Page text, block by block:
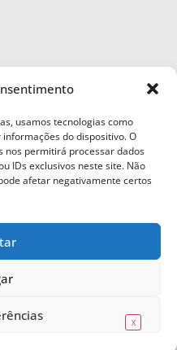
usamos tecnologias como
do dispositivo. O
nos permitirá processar dados
IDs exclusivos neste site. Não
afetar negativamente certos
Proibida cópia total ou
X